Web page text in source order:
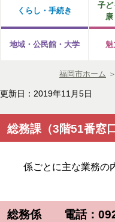
くらし・手続き
子ど
地域・公民館・大学 魅
福岡市ホーム ＞
更新日：2019年11月5日
総務課（3階51番窓
係ごとに主な業務の
総務係 電話：